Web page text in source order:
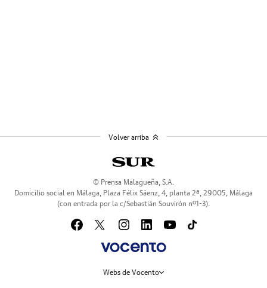
© Prensa Malagueña, S.A.
Domicilio social en Málaga, Plaza Félix Sáenz, 4, planta 2ª, 29005, Málaga
(con entrada por la c/Sebastián Souvirón nº1-3).
Webs de Vocento
Volver arriba